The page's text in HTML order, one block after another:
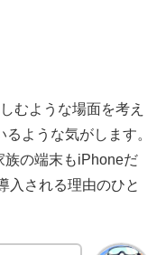
むような場面を考え
ような気がします。
族の端末もiPhoneだ
入される理由のひと